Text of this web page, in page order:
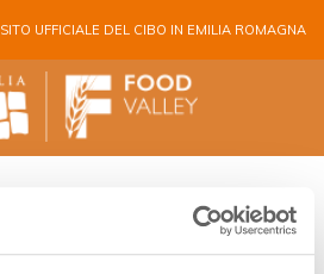
SITO UFFICIALE DEL CIBO IN EMILIA ROMAGNA